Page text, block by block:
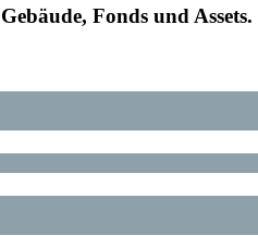
Fonds und